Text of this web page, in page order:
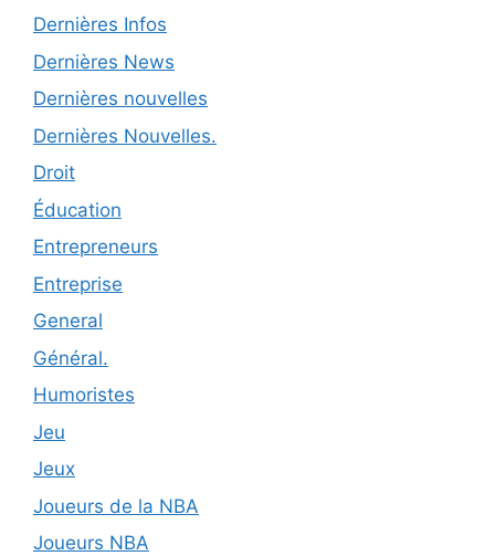
Dernières Infos
Dernières News
Dernières nouvelles
Dernières Nouvelles.
Droit
Éducation
Entrepreneurs
Entreprise
General
Général.
Humoristes
Jeu
Jeux
Joueurs de la NBA
Joueurs NBA